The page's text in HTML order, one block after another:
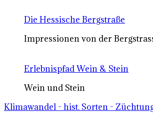
Die Hessische Bergstraße
Impressionen von der
Erlebnispfad Wein & Stein
Wein und Stein
Klimawandel - hist. Sorten -